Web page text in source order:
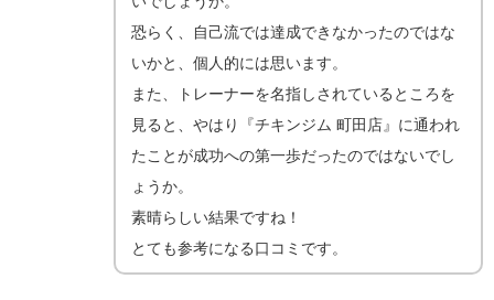
恐らく、自己流では達成できなかったのではな
いかと、個人的には思います。
また、トレーナーを名指しされているところを
見ると、やはり『チキンジム 町田店』に通われ
たことが成功への第一歩だったのではないでし
ょうか。
素晴らしい結果ですね！
とても参考になる口コミです。